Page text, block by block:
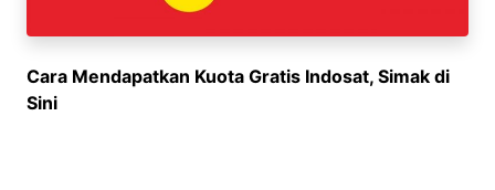
Cara Mendapatkan Kuota Gratis Indosat, Simak di
Sini